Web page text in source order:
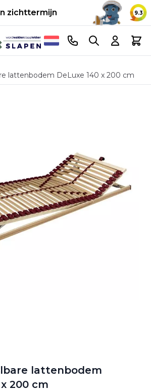
zichttermijn 9.3
Telefoonnummer
Search Cart
lattenbodem DeLuxe 140 x 200 cm
lattenbodem
200 cm